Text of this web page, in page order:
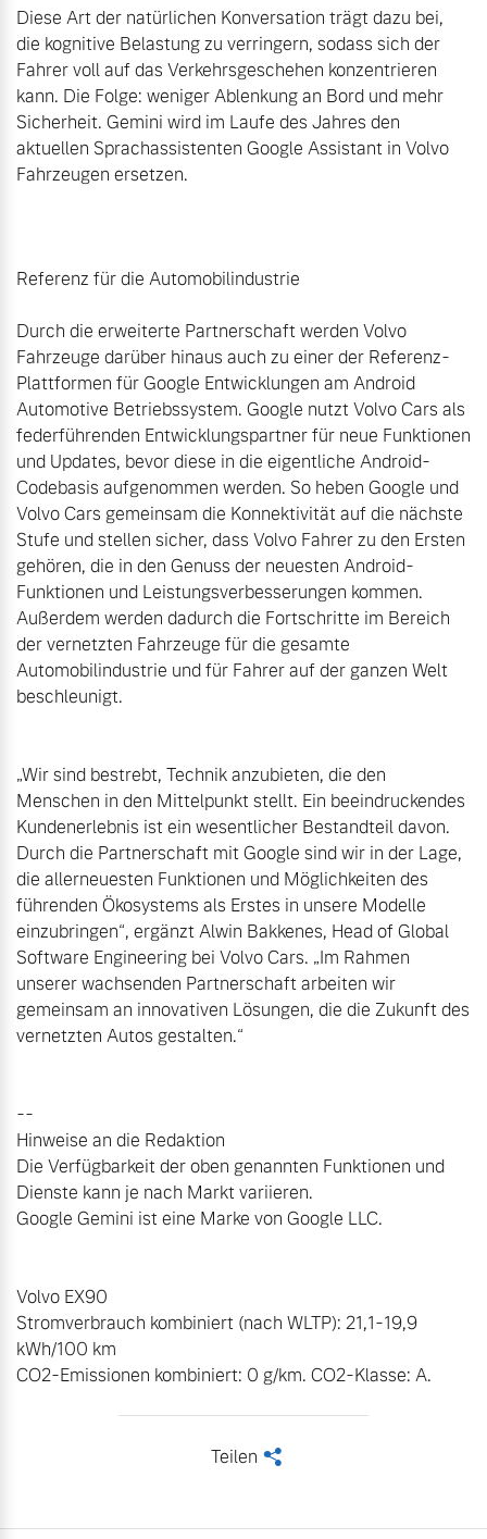
Diese Art der natürlichen Konversation trägt dazu bei,
die kognitive Belastung zu verringern, sodass sich der
Fahrer voll auf das Verkehrsgeschehen konzentrieren
kann. Die Folge: weniger Ablenkung an Bord und mehr
Sicherheit. Gemini wird im Laufe des Jahres den
aktuellen Sprachassistenten Google Assistant in Volvo
Fahrzeugen ersetzen.
Referenz für die Automobilindustrie
Durch die erweiterte Partnerschaft werden Volvo
Fahrzeuge darüber hinaus auch zu einer der Referenz-
Plattformen für Google Entwicklungen am Android
Automotive Betriebssystem. Google nutzt Volvo Cars als
federführenden Entwicklungspartner für neue Funktionen
und Updates, bevor diese in die eigentliche Android-
Codebasis aufgenommen werden. So heben Google und
Volvo Cars gemeinsam die Konnektivität auf die nächste
Stufe und stellen sicher, dass Volvo Fahrer zu den Ersten
gehören, die in den Genuss der neuesten Android-
Funktionen und Leistungsverbesserungen kommen.
Außerdem werden dadurch die Fortschritte im Bereich
der vernetzten Fahrzeuge für die gesamte
Automobilindustrie und für Fahrer auf der ganzen Welt
beschleunigt.
„Wir sind bestrebt, Technik anzubieten, die den
Menschen in den Mittelpunkt stellt. Ein beeindruckendes
Kundenerlebnis ist ein wesentlicher Bestandteil davon.
Durch die Partnerschaft mit Google sind wir in der Lage,
die allerneuesten Funktionen und Möglichkeiten des
führenden Ökosystems als Erstes in unsere Modelle
einzubringen“, ergänzt Alwin Bakkenes, Head of Global
Software Engineering bei Volvo Cars. „Im Rahmen
unserer wachsenden Partnerschaft arbeiten wir
gemeinsam an innovativen Lösungen, die die Zukunft des
vernetzten Autos gestalten.“
--
Hinweise an die Redaktion
Die Verfügbarkeit der oben genannten Funktionen und
Dienste kann je nach Markt variieren.
Google Gemini ist eine Marke von Google LLC.
Volvo EX90
Stromverbrauch kombiniert (nach WLTP): 21,1-19,9
kWh/100 km
CO2-Emissionen kombiniert: 0 g/km. CO2-Klasse: A.
Teilen <